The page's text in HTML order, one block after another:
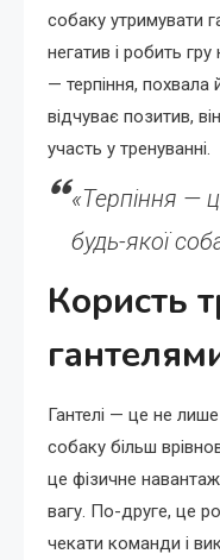
собаку утримувати
негатив і робить
— терпіння,
відчуває позитив,
участь у тренуванні.
«Терпіння —
будь-якої
Користь
Гантелі — це не
собаку більш
це фізичне
вагу. По-друге, це
чекати команди і